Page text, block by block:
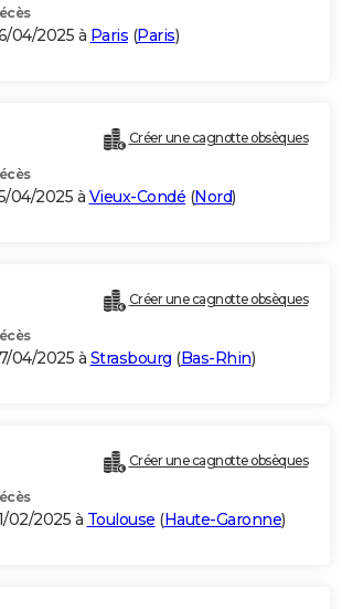
04/2025 à Paris (Paris)
Créer une cagnotte obsèques
04/2025 à Vieux-Condé (Nord)
Créer une cagnotte obsèques
04/2025 à Strasbourg (Bas-Rhin)
Créer une cagnotte obsèques
02/2025 à Toulouse (Haute-Garonne)